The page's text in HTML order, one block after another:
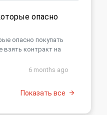
опасно
опасно покупать
контракт на
6 months ago
Показать все